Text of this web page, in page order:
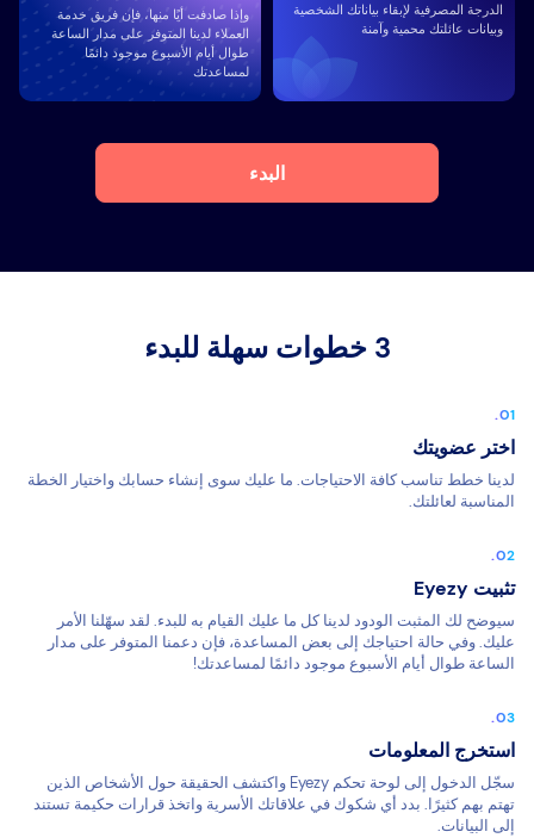
الدرجة المصرفية لإبقاء بياناتك الشخصية
وبيانات عائلتك محمية وآمنة
وإذا صادفت أيًا منها، فإن فريق خدمة
العملاء لدينا المتوفر على مدار الساعة
طوال أيام الأسبوع موجود دائمًا
لمساعدتك
البدء
3 خطوات سهلة للبدء
اختر عضويتك
لدينا خطط تناسب كافة الاحتياجات. ما عليك سوى إنشاء حسابك واختيار الخطة
المناسبة لعائلتك.
تثبيت Eyezy
سيوضح لك المثبت الودود لدينا كل ما عليك القيام به للبدء. لقد سهّلنا الأمر
عليك. وفي حالة احتياجك إلى بعض المساعدة، فإن دعمنا المتوفر على مدار
الساعة طوال أيام الأسبوع موجود دائمًا لمساعدتك!
استخرج المعلومات
سجّل الدخول إلى لوحة تحكم Eyezy واكتشف الحقيقة حول الأشخاص الذين
تهتم بهم كثيرًا. بدد أي شكوك في علاقاتك الأسرية واتخذ قرارات حكيمة تستند
إلى البيانات.